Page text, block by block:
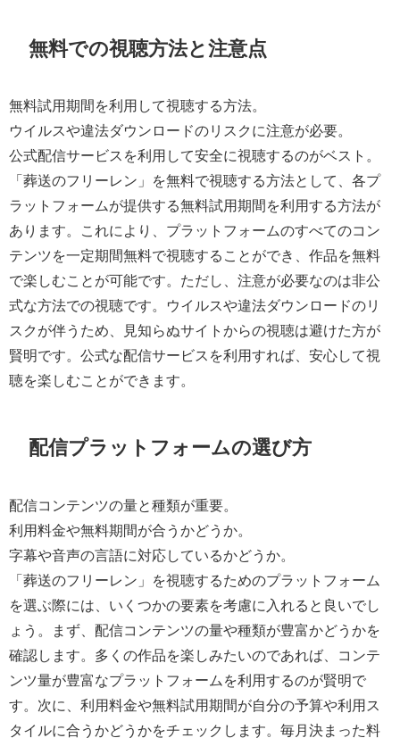
無料での視聴方法と注意点
無料試用期間を利用して視聴する方法。
ウイルスや違法ダウンロードのリスクに注意が必要。
公式配信サービスを利用して安全に視聴するのがベスト。
「葬送のフリーレン」を無料で視聴する方法として、各プ
ラットフォームが提供する無料試用期間を利用する方法が
あります。これにより、プラットフォームのすべてのコン
テンツを一定期間無料で視聴することができ、作品を無料
で楽しむことが可能です。ただし、注意が必要なのは非公
式な方法での視聴です。ウイルスや違法ダウンロードのリ
スクが伴うため、見知らぬサイトからの視聴は避けた方が
賢明です。公式な配信サービスを利用すれば、安心して視
聴を楽しむことができます。
配信プラットフォームの選び方
配信コンテンツの量と種類が重要。
利用料金や無料期間が合うかどうか。
字幕や音声の言語に対応しているかどうか。
「葬送のフリーレン」を視聴するためのプラットフォーム
を選ぶ際には、いくつかの要素を考慮に入れると良いでし
ょう。まず、配信コンテンツの量や種類が豊富かどうかを
確認します。多くの作品を楽しみたいのであれば、コンテ
ンツ量が豊富なプラットフォームを利用するのが賢明で
す。次に、利用料金や無料試用期間が自分の予算や利用ス
タイルに合うかどうかをチェックします。毎月決まった料